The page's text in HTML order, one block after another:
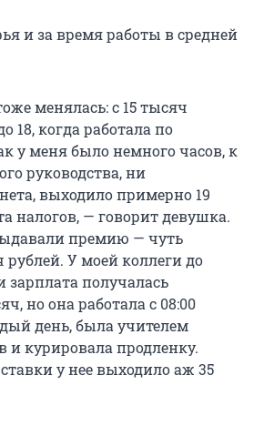
и за время работы в средней
менялась: с 15 тысяч
18, когда работала по
у меня было немного часов, к
руководства, ни
выходило примерно 19
налогов, — говорит девушка.
премию — чуть
У моей коллеги до
получалась
но она работала с 08:00
день, была учителем
и курировала продленку.
у нее выходило аж 35